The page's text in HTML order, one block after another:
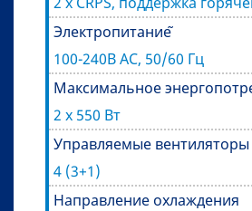
Электропитание ̃
100-240В AC, 50/60 Гц
Максимальное
2 x 550 Вт
Управляемые вентиляторы
4 (3+1)
Направление охлаждения